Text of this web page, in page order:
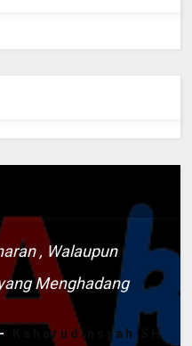
, Walaupun
Menghadang
- Kaharudinsyah SH